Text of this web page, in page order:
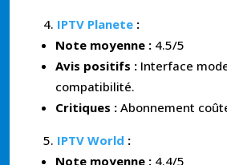
IPTV Planete :
Note moyenne : 4.5/5
Avis positifs : Interface
compatibilité.
Critiques : Abonnement
IPTV World :
Note moyenne : 4.4/5